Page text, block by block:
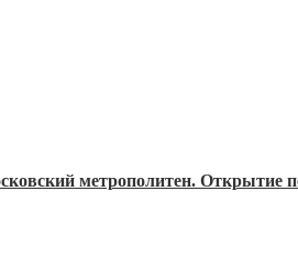
метрополитен. Открытие